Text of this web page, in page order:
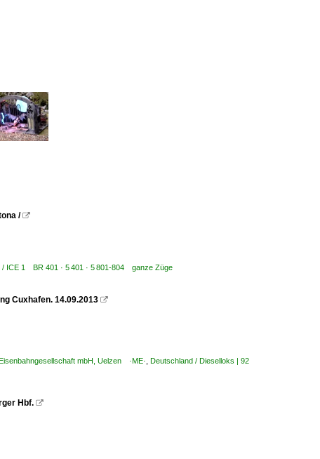
/ 
ICE 1 BR 401 · 5 401 · 5 801-804 ganze Züge
Cuxhafen. 14.09.2013 
mbH, Uelzen ·ME· Deutschland / Dieselloks | 92
Hbf. 